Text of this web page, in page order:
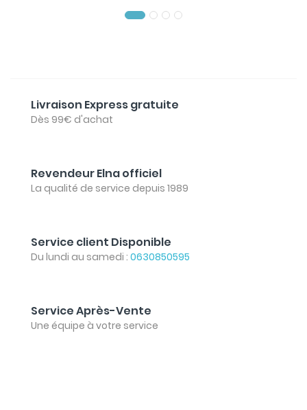
Livraison Express gratuite
Dès 99€ d'achat
Revendeur Elna officiel
La qualité de service depuis 1989
Service client Disponible
Du lundi au samedi : 0630850595
Service Après-Vente
Une équipe à votre service